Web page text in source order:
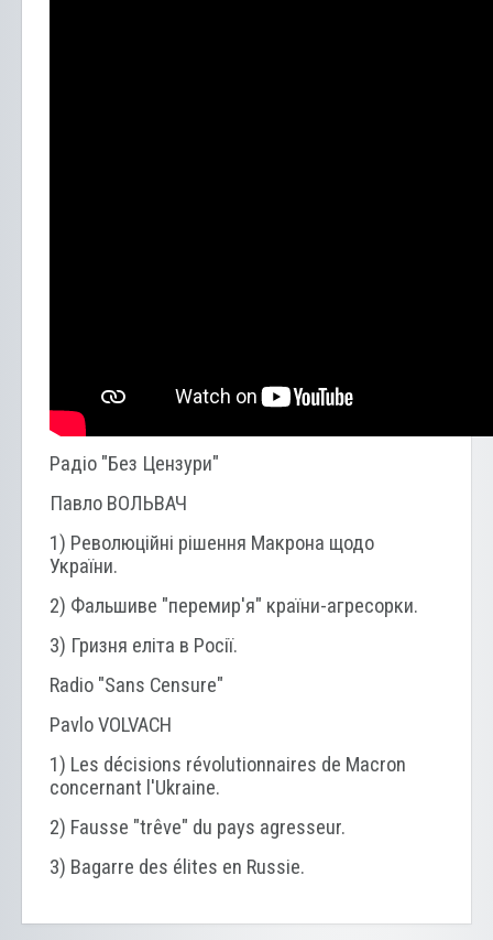
Радіо "Без Цензури"
Павло ВОЛЬВАЧ
1) Революційні рішення Макрона щодо
України.
2) Фальшиве "перемир'я" країни-агресорки.
3) Гризня еліта в Росії.
Radio "Sans Censure"
Pavlo VOLVACH
1) Les décisions révolutionnaires de Macron
concernant l'Ukraine.
2) Fausse "trêve" du pays agresseur.
3) Bagarre des élites en Russie.